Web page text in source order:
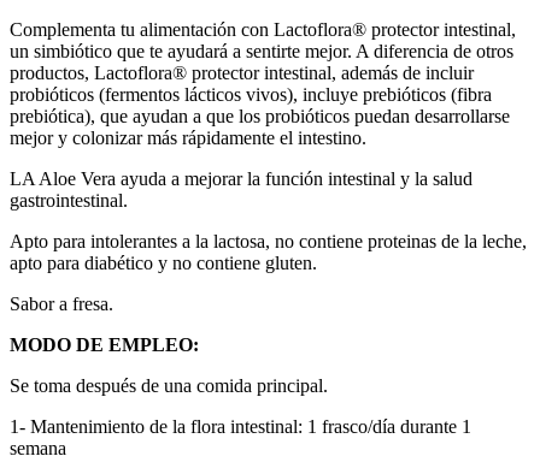
Complementa tu alimentación con Lactoflora® protector intestinal,
un simbiótico que te ayudará a sentirte mejor. A diferencia de otros
productos, Lactoflora® protector intestinal, además de incluir
probióticos (fermentos lácticos vivos), incluye prebióticos (fibra
prebiótica), que ayudan a que los probióticos puedan desarrollarse
mejor y colonizar más rápidamente el intestino.
LA Aloe Vera ayuda a mejorar la función intestinal y la salud
gastrointestinal.
Apto para intolerantes a la lactosa, no contiene proteinas de la leche,
apto para diabético y no contiene gluten.
Sabor a fresa.
MODO DE EMPLEO:
Se toma después de una comida principal.
1- Mantenimiento de la flora intestinal: 1 frasco/día durante 1
semana